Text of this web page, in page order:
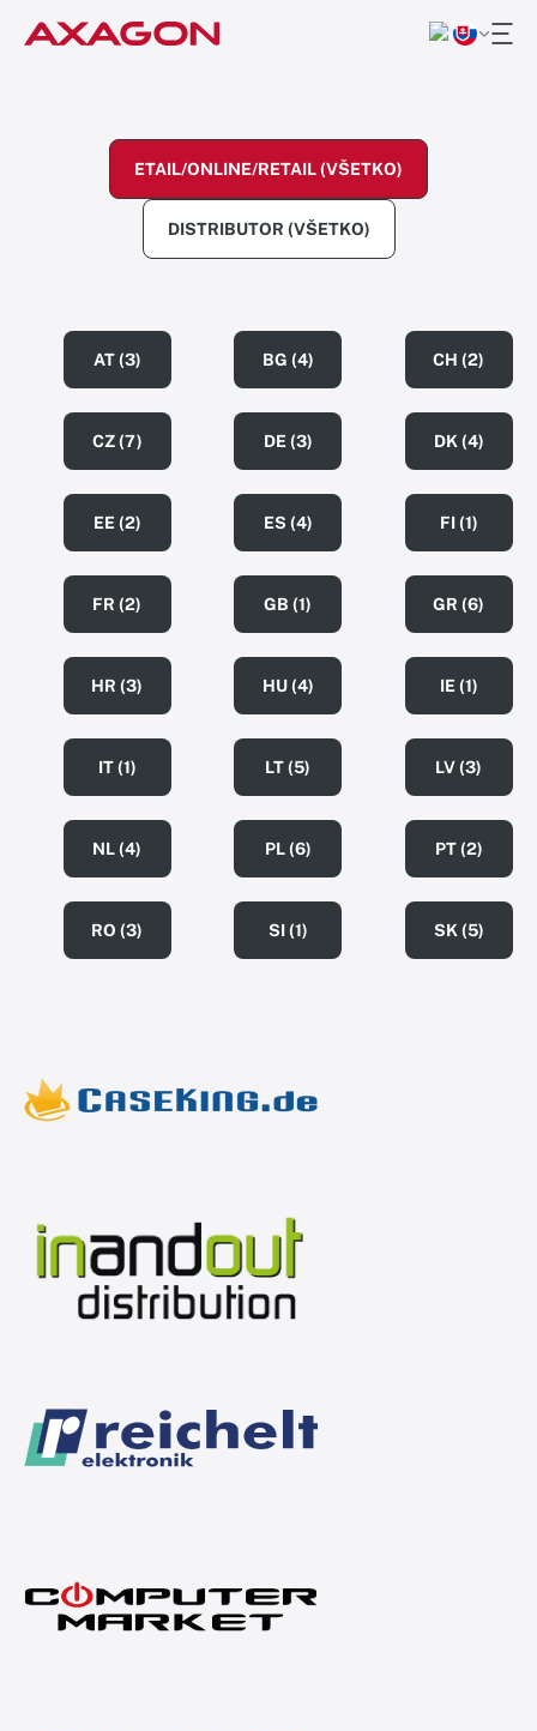
ETAIL/ONLINE/RETAIL (VŠETKO)
DISTRIBUTOR (VŠETKO)
AT (3) BG (4) CH (2)
CZ (7) DE (3) DK (4)
EE (2) ES (4) FI (1)
FR (2) GB (1) GR (6)
HR (3) HU (4) IE (1)
IT (1) LT (5) LV (3)
NL (4) PL (6) PT (2)
RO (3) SI (1) SK (5)